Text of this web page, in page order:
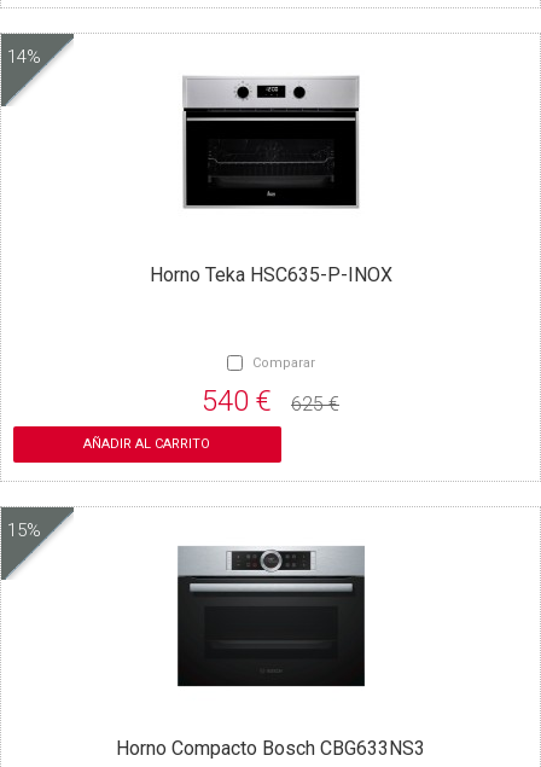
14%
Horno Teka HSC635-P-INOX
Comparar
540 € 625 €
AÑADIR AL CARRITO
15%
Horno Compacto Bosch CBG633NS3